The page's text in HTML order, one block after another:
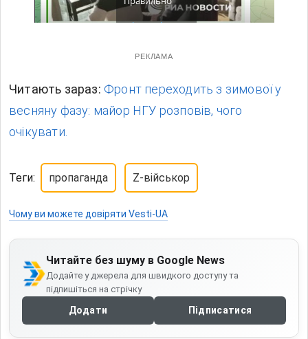
РЕКЛАМА
Читають зараз: Фронт переходить з зимової у
весняну фазу: майор НГУ розповів, чого
очікувати.
Теги: пропаганда Z-військор
Чому ви можете довіряти Vesti-UA
Читайте без шуму в Google News
Додайте у джерела для швидкого доступу та
підпишіться на стрічку
Додати Підписатися